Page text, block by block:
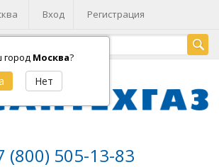
город Москва?
Вход Регистрация
(800) 505-13-83